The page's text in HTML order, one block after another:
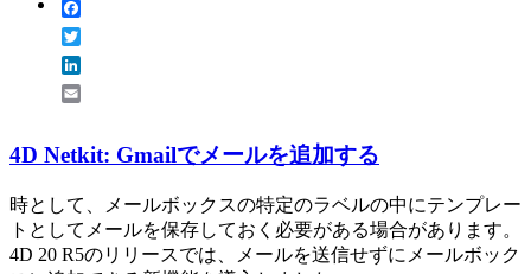
4D Netkit: Gmailでメールを追加する
時として、メールボックスの特定のラベルの中にテンプレー
トとしてメールを保存しておく必要がある場合があります。
4D 20 R5のリリースでは、メールを送信せずにメールボック